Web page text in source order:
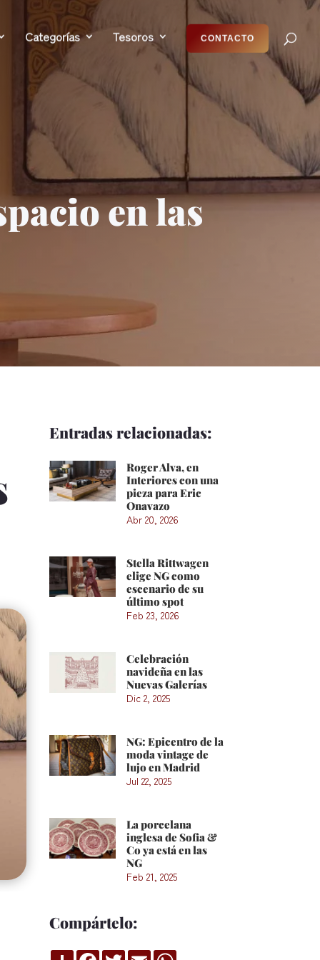
Categorías Tesoros CONTACTO
en las
Entradas relacionadas:
Roger Alva, en
Interiores con una
pieza para Eric
Onavazo
Abr 20, 2026
Stella Rittwagen
elige NG como
escenario de su
último spot
Feb 23, 2026
Celebración
navideña en las
Nuevas Galerías
Dic 2, 2025
NG: Epicentro de la
moda vintage de
lujo en Madrid
Jul 22, 2025
La porcelana
inglesa de Sofia &
Co ya está en las
NG
Feb 21, 2025
Compártelo:
CompartirFacebook
TwitterEmail WhatsApp